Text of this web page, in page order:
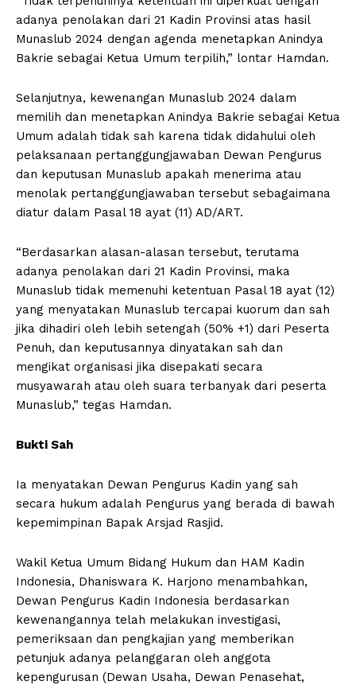
adanya penolakan dari 21 Kadin Provinsi atas hasil
Munaslub 2024 dengan agenda menetapkan Anindya
Bakrie sebagai Ketua Umum terpilih,” lontar Hamdan.
Selanjutnya, kewenangan Munaslub 2024 dalam
memilih dan menetapkan Anindya Bakrie sebagai Ketua
Umum adalah tidak sah karena tidak didahului oleh
pelaksanaan pertanggungjawaban Dewan Pengurus
dan keputusan Munaslub apakah menerima atau
menolak pertanggungjawaban tersebut sebagaimana
diatur dalam Pasal 18 ayat (11) AD/ART.
“Berdasarkan alasan-alasan tersebut, terutama
adanya penolakan dari 21 Kadin Provinsi, maka
Munaslub tidak memenuhi ketentuan Pasal 18 ayat (12)
yang menyatakan Munaslub tercapai kuorum dan sah
jika dihadiri oleh lebih setengah (50% +1) dari Peserta
Penuh, dan keputusannya dinyatakan sah dan
mengikat organisasi jika disepakati secara
musyawarah atau oleh suara terbanyak dari peserta
Munaslub,” tegas Hamdan.
Bukti Sah
Ia menyatakan Dewan Pengurus Kadin yang sah
secara hukum adalah Pengurus yang berada di bawah
kepemimpinan Bapak Arsjad Rasjid.
Wakil Ketua Umum Bidang Hukum dan HAM Kadin
Indonesia, Dhaniswara K. Harjono menambahkan,
Dewan Pengurus Kadin Indonesia berdasarkan
kewenangannya telah melakukan investigasi,
pemeriksaan dan pengkajian yang memberikan
petunjuk adanya pelanggaran oleh anggota
kepengurusan (Dewan Usaha, Dewan Penasehat,